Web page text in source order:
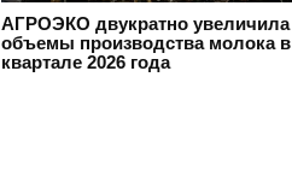
АГРОЭКО двукратно увеличила
объемы производства молока в I
квартале 2026 года